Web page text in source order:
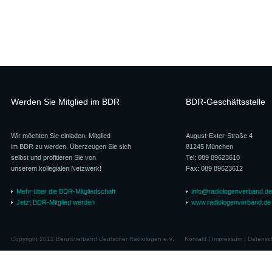
Werden Sie Mitglied im BDR
Wir möchten Sie einladen, Mitglied
im BDR zu werden. Überzeugen Sie sich
selbst und profitieren Sie von
unserem kollegialen Netzwerk!
Mehr über die BDR-Mitgliedschaft
Jetzt BDR-Mitglied werden
BDR-Geschäftsstelle
August-Exter-Straße 4
81245 München
Tel: 089 89623610
Fax: 089 89623612
info@radiologenverband.de
www.radiologenverband.de
Copyright 2012 Berufsverband Deutscher Radiologen e.V. Kontakt| Impressum|